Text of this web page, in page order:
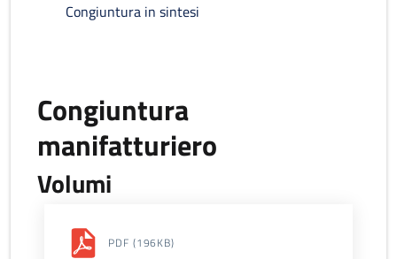
Congiuntura in sintesi
Congiuntura
manifatturiero
Volumi
PDF (196KB)